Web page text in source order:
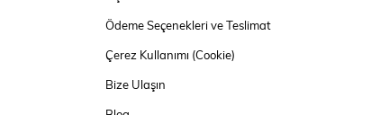
Ödeme Seçenekleri ve Teslimat
Çerez Kullanımı (Cookie)
Bize Ulaşın